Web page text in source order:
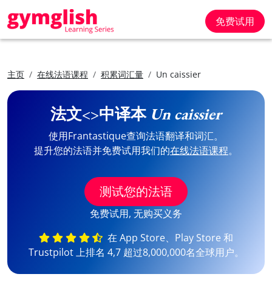
免费试用
主页 在线法语课程 积累词汇量 Un caissier
法文<>中译本 Un caissier
使用Frantastique查询法语翻译和词汇。
提升您的法语并免费试用我们的在线法语课程。
测试您的法语
免费试用, 无购买义务
在 App Store、Play Store 和
Trustpilot 上排名 4,7 超过8,000,000名全球用户。